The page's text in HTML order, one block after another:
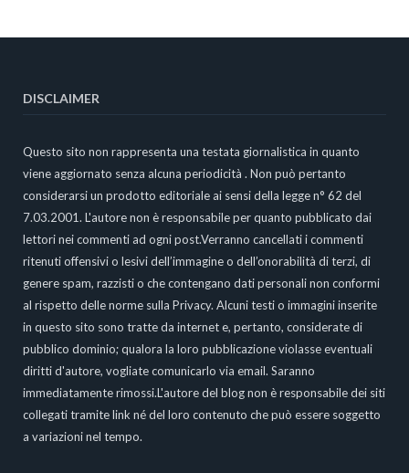
DISCLAIMER
Questo sito non rappresenta una testata giornalistica in quanto
viene aggiornato senza alcuna periodicità . Non può pertanto
considerarsi un prodotto editoriale ai sensi della legge n° 62 del
7.03.2001. L'autore non è responsabile per quanto pubblicato dai
lettori nei commenti ad ogni post.Verranno cancellati i commenti
ritenuti offensivi o lesivi dell’immagine o dell’onorabilità di terzi, di
genere spam, razzisti o che contengano dati personali non conformi
al rispetto delle norme sulla Privacy. Alcuni testi o immagini inserite
in questo sito sono tratte da internet e, pertanto, considerate di
pubblico dominio; qualora la loro pubblicazione violasse eventuali
diritti d'autore, vogliate comunicarlo via email. Saranno
immediatamente rimossi.L'autore del blog non è responsabile dei siti
collegati tramite link né del loro contenuto che può essere soggetto
a variazioni nel tempo.